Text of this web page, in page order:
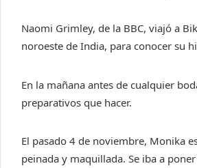
Naomi Grimley, de la BBC, viajó a
noroeste de India, para conocer su
En la mañana antes de cualquier
preparativos que hacer.
El pasado 4 de noviembre, Monika
peinada y maquillada. Se iba a